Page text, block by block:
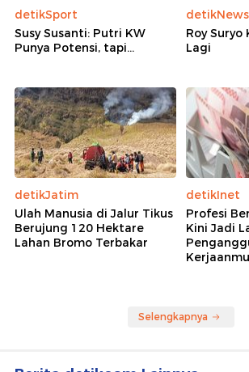
detikSport
Susy Susanti: Putri KW
Punya Potensi, tapi...
detikNews
Roy Suryo
Lagi
detikJatim
Ulah Manusia di Jalur Tikus
Berujung 120 Hektare
Lahan Bromo Terbakar
detikInet
Profesi
Kini Jadi
Selengkapnya